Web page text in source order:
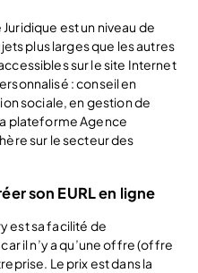
est un niveau de
plus larges que les autres
sur le site Internet
: conseil en
sociale, en gestion de
plateforme Agence
sur le secteur des
son EURL en ligne
est sa facilité de
il n’y a qu’une offre (offre
Le prix est dans la